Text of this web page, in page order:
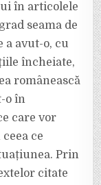
în articolele
seama de
a avut-o, cu
încheiate,
românească
o în
care vor
ce
Prin
citate